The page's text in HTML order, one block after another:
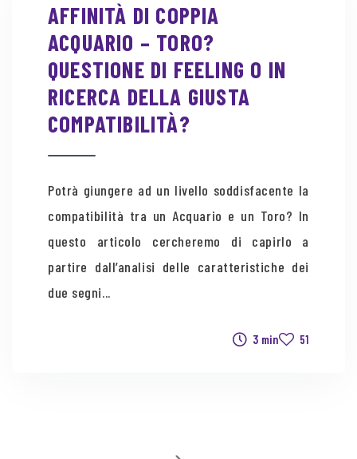
AFFINITÀ DI COPPIA
ACQUARIO – TORO?
QUESTIONE DI FEELING O IN
RICERCA DELLA GIUSTA
COMPATIBILITÀ?
Potrà giungere ad un livello soddisfacente la
compatibilità tra un Acquario e un Toro? In
questo articolo cercheremo di capirlo a
partire dall’analisi delle caratteristiche dei
due segni...
51
3 min